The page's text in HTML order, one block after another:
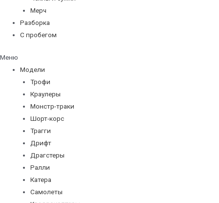
Мерч
Разборка
С пробегом
Меню
Модели
Трофи
Краулеры
Монстр-траки
Шорт-корс
Трагги
Дрифт
Драгстеры
Ралли
Катера
Самолеты